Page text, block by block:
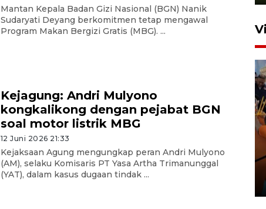
Mantan Kepala Badan Gizi Nasional (BGN) Nanik
Sudaryati Deyang berkomitmen tetap mengawal
Program Makan Bergizi Gratis (MBG). ...
Kejagung: Andri Mulyono
kongkalikong dengan pejabat BGN
soal motor listrik MBG
12 Juni 2026 21:33
Kejaksaan Agung mengungkap peran Andri Mulyono
(AM), selaku Komisaris PT Yasa Artha Trimanunggal
(YAT), dalam kasus dugaan tindak ...
Taklukkan DPMM FC, Persib
amankan tiket semifinal Piala
Presiden
29 Juli 2026 01:36